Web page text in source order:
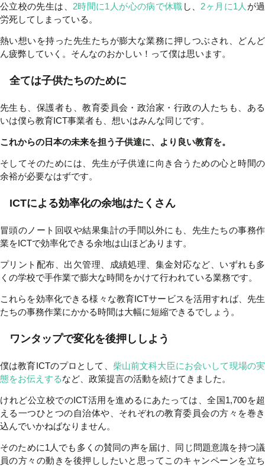
公立校の先生は、 2時間に1人が心の病で休職 し、 2ヶ月に1人 が過
労死してしまっている。
熱い想いを持った先生たちが膨大な業務に押しつぶされ、どんど
ん疲弊していく。そんなのおかしい！って僕は思います。
全ては子供たちのために
先生も、保護者も、教育委員会・政治家・行政の人たちも、ある
いは僕ら教育ICT事業者も、想いはみんな同じです。
これからの日本の未来を担う子供達に、より良い教育を。
そしてそのためには、先生が子供達に向き合うための心と時間の
余裕が必要なはずです。
ICTによる効率化の余地はたくさん
冒頭のノート回収や結果集計の手間以外にも、先生たちの事務作
業をICTで効率化できる余地は山ほどあります。
プリント配布、出欠管理、成績処理、集金対応など、いずれも多
くの学校で手作業で膨大な時間をかけて行われている業務です。
これらを効率化できる様々な教育ICTサービスを活用すれば、先生
たちの事務作業にかかる時間は大幅に短縮できるでしょう。
ワンタップで変化を後押ししよう
僕は教育ICTのプロとして、 柴山前文科大臣にお会いして現場の実
態をお伝えするなど、政策提言の活動を続けてきました。
けれど公立校でのICT活用を進めるにあたっては、全国1,700を超
える一つひとつの自治体や、それぞれの教育委員会の方々を巻き
込んでいかねばなりません。
そのために1人でも多くの賛同の声を届け、同じ問題意識を持つ議
員の方々の動きを後押ししたいと思ってこのキャンペーンを立ち